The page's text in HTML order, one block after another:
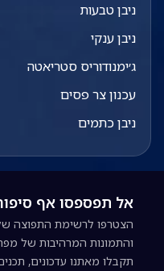
ניבן טבעות
ניבן ענקי
ג׳ימנודוריס סטריאטה
עכנון צר פסים
ניבן כתמים
אל תפספסו אף
הצטרפו לרשימת התפוצה
והתמונות המרהיבות של
תקבלו מאתנו עדכונים,